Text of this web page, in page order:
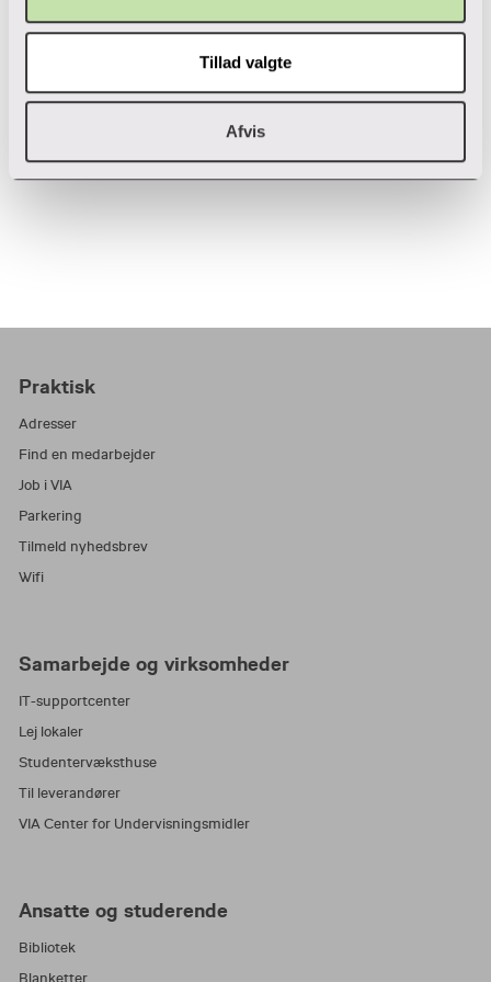
Tillad valgte
Afvis
VIAsprivatlivspolitik, inden jeg afgiver mine
Praktisk
Adresser
Find en medarbejder
Job i VIA
Parkering
Tilmeld nyhedsbrev
Wifi
Samarbejde og virksomheder
IT-supportcenter
Lej lokaler
Studentervæksthuse
Til leverandører
VIA Center for Undervisningsmidler
Ansatte og studerende
Bibliotek
Blanketter